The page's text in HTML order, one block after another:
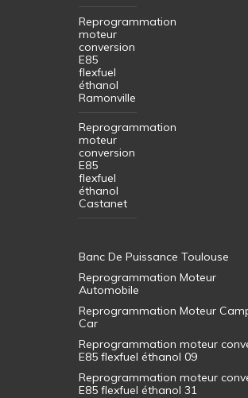
Reprogrammation
moteur
conversion
E85
flexfuel
éthanol
Ramonville
Reprogrammation
moteur
conversion
E85
flexfuel
éthanol
Castanet
Banc De Puissance Toulouse
Reprogrammation Moteur
Automobile
Reprogrammation Moteur
Car
Reprogrammation moteur
E85 flexfuel éthanol 09
Reprogrammation moteur
E85 flexfuel éthanol 31